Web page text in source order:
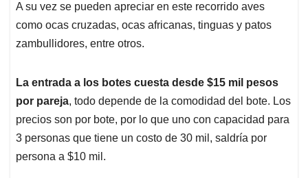
A su vez se pueden apreciar en este recorrido aves
como ocas cruzadas, ocas africanas, tinguas y patos
zambullidores, entre otros.
La entrada a los botes cuesta desde $15 mil pesos
por pareja, todo depende de la comodidad del bote. Los
precios son por bote, por lo que uno con capacidad para
3 personas que tiene un costo de 30 mil, saldría por
persona a $10 mil.